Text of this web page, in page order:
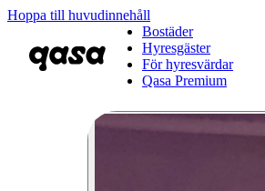
Hoppa till huvudinnehåll
Bostäder
Hyresgäster
För hyresvärdar
Qasa Premium